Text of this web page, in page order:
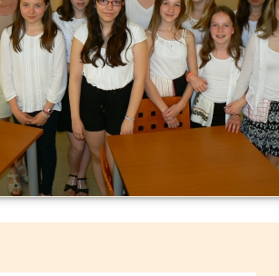
Zpět